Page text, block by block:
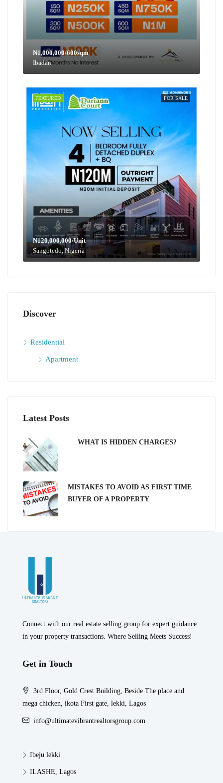
₦1,000,000/600sqm
Ibadan
FOR SALE
FEATURED
₦120,000,000/Unit
Sangotedo, Nigeria
Discover
Residential
Apartment
Latest Posts
WHAT IS HIDDEN CHARGES?
MISTAKES TO AVOID AS FIRST TIME
BUYER OF A PROPERTY
Connect with our real estate selling group for expert guidance
in your property transactions. Where Selling Meets Success!
Get in Touch
3rd Floor, Gold Crest Building, Beside The place and
mega chicken, ikota First gate, lekki, Lagos
info@ultimatevibrantrealtorsgroup.com
Ibeju lekki
ILASHE, Lagos